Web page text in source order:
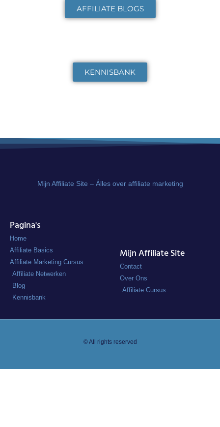
AFFILIATE BLOGS
KENNISBANK
Mijn Affiliate Site – Álles over affiliate marketing
Pagina's
Home
Affiliate Basics
Affiliate Marketing Cursus
Affiliate Netwerken
Blog
Kennisbank
Mijn Affiliate Site
Contact
Over Ons
Affiliate Cursus
© All rights reserved